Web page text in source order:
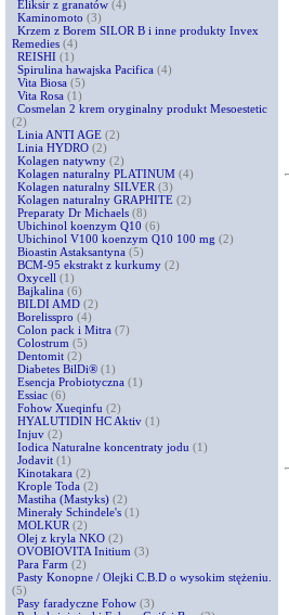
Eliksir z granatów (4)
Kaminomoto (3)
Krzem z Borem SILOR B i inne produkty Invex
Remedies (4)
REISHI (1)
Spirulina hawajska Pacifica (4)
Vita Biosa (5)
Vita Rosa (1)
Cosmelan 2 krem oryginalny produkt Mesoestetic
(2)
Linia ANTI AGE (2)
Linia HYDRO (2)
Kolagen natywny (2)
Kolagen naturalny PLATINUM (4)
Kolagen naturalny SILVER (3)
Kolagen naturalny GRAPHITE (2)
Preparaty Dr Michaels (8)
Ubichinol koenzym Q10 (6)
Ubichinol V100 koenzym Q10 100 mg (2)
Bioastin Astaksantyna (5)
BCM-95 ekstrakt z kurkumy (2)
Oxycell (1)
Bajkalina (6)
BILDI AMD (2)
Borelisspro (4)
Colon pack i Mitra (7)
Colostrum (5)
Dentomit (2)
Diabetes BilDi® (1)
Esencja Probiotyczna (1)
Essiac (6)
Fohow Xueqinfu (2)
HYALUTIDIN HC Aktiv (1)
Injuv (2)
Iodica Naturalne koncentraty jodu (1)
Jodavit (1)
Kinotakara (2)
Krople Toda (2)
Mastiha (Mastyks) (2)
Minerały Schindele's (1)
MOLKUR (2)
Olej z kryla NKO (2)
OVOBIOVITA Initium (3)
Para Farm (2)
Pasty Konopne / Olejki C.B.D o wysokim stężeniu.
(5)
Pasy faradyczne Fohow (3)